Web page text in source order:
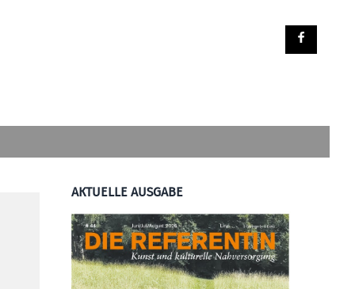
AKTUELLE AUSGABE